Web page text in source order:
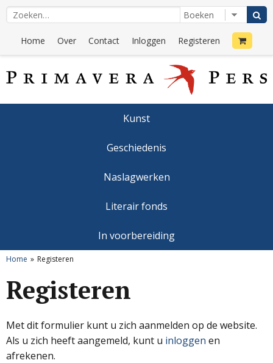
Home Over Contact Inloggen Registeren
Kunst
Geschiedenis
Naslagwerken
Literair fonds
In voorbereiding
Home Registeren
Registeren
Met dit formulier kunt u zich aanmelden op de website.
Als u zich heeft aangemeld, kunt u inloggen en
afrekenen.